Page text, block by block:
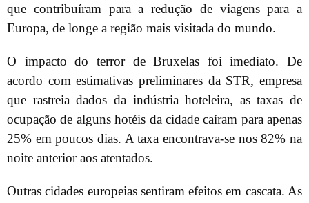
que contribuíram para a redução de viagens para a
Europa, de longe a região mais visitada do mundo.
O impacto do terror de Bruxelas foi imediato. De
acordo com estimativas preliminares da STR, empresa
que rastreia dados da indústria hoteleira, as taxas de
ocupação de alguns hotéis da cidade caíram para apenas
25% em poucos dias. A taxa encontrava-se nos 82% na
noite anterior aos atentados.
Outras cidades europeias sentiram efeitos em cascata. As